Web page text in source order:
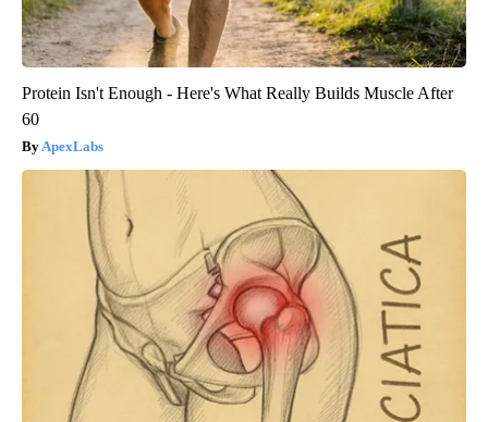
Protein Isn't Enough - Here's What Really Builds Muscle After
60
ApexLabs